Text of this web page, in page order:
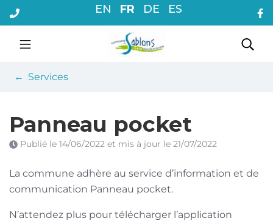
Aller
au
contenu
EN FR DE ES
Commune de Sablons
Services
Panneau pocket
Publié le 14/06/2022 et mis à jour le 21/07/2022
La commune adhère au service d’information et de
communication Panneau pocket.
N’attendez plus pour télécharger l’application